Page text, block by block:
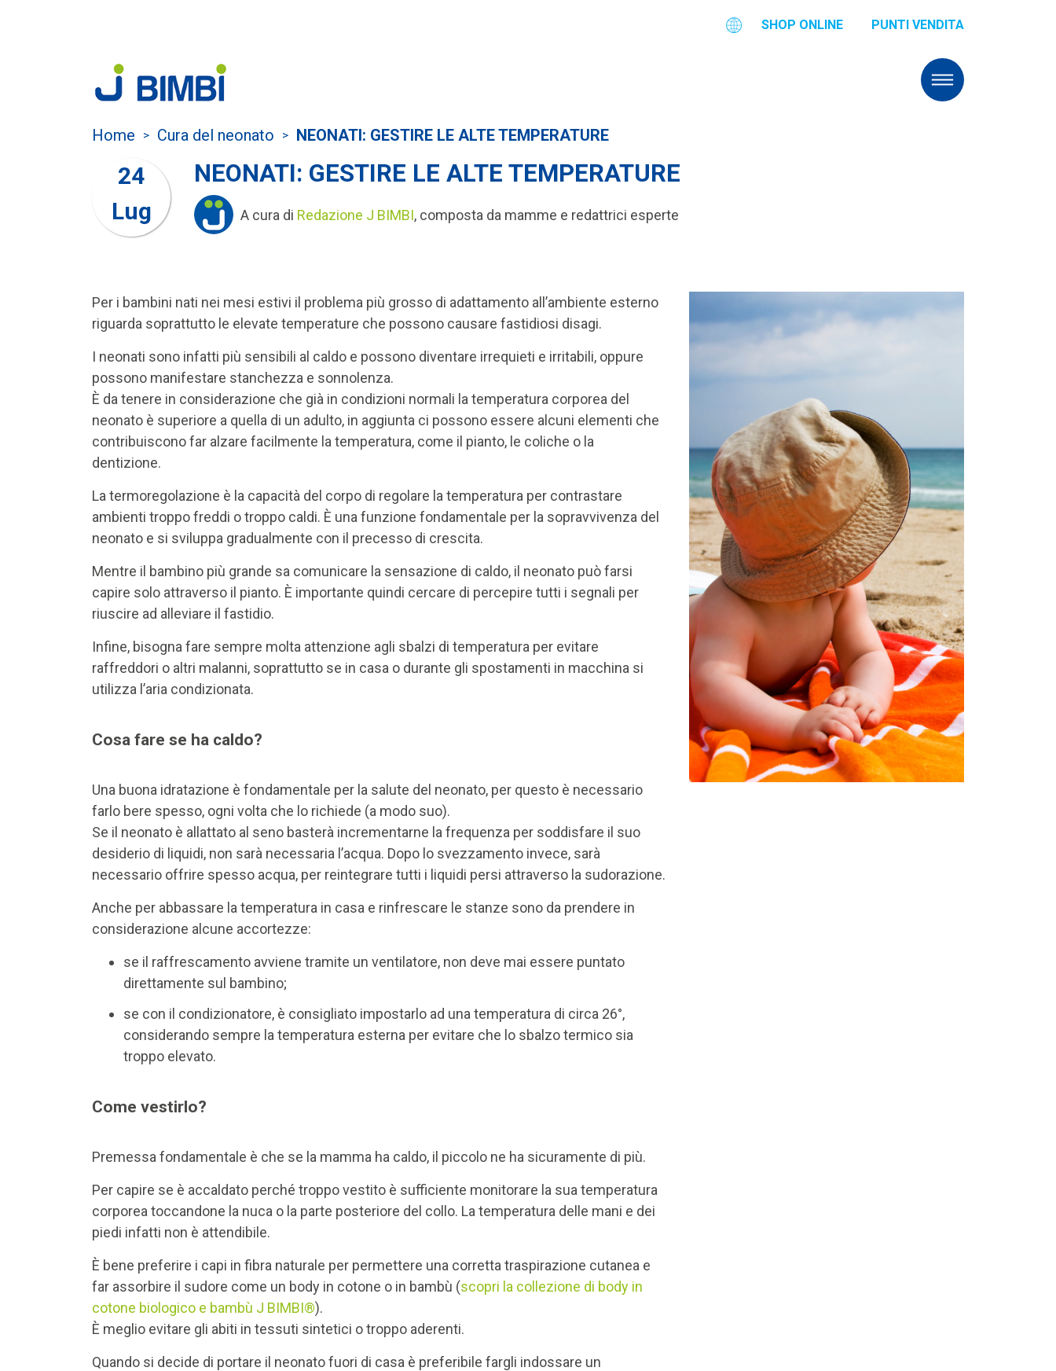
SHOP ONLINE PUNTI VENDITA
Home > Cura del neonato > NEONATI: GESTIRE LE ALTE TEMPERATURE
24
Lug
NEONATI: GESTIRE LE ALTE TEMPERATURE
A cura di Redazione J BIMBI, composta da mamme e redattrici esperte
Per i bambini nati nei mesi estivi il problema più grosso di adattamento all’ambiente esterno
riguarda soprattutto le elevate temperature che possono causare fastidiosi disagi.
I neonati sono infatti più sensibili al caldo e possono diventare irrequieti e irritabili, oppure
possono manifestare stanchezza e sonnolenza.
È da tenere in considerazione che già in condizioni normali la temperatura corporea del
neonato è superiore a quella di un adulto, in aggiunta ci possono essere alcuni elementi che
contribuiscono far alzare facilmente la temperatura, come il pianto, le coliche o la
dentizione.
La termoregolazione è la capacità del corpo di regolare la temperatura per contrastare
ambienti troppo freddi o troppo caldi. È una funzione fondamentale per la sopravvivenza del
neonato e si sviluppa gradualmente con il precesso di crescita.
Mentre il bambino più grande sa comunicare la sensazione di caldo, il neonato può farsi
capire solo attraverso il pianto. È importante quindi cercare di percepire tutti i segnali per
riuscire ad alleviare il fastidio.
Infine, bisogna fare sempre molta attenzione agli sbalzi di temperatura per evitare
raffreddori o altri malanni, soprattutto se in casa o durante gli spostamenti in macchina si
utilizza l’aria condizionata.
Cosa fare se ha caldo?
Una buona idratazione è fondamentale per la salute del neonato, per questo è necessario
farlo bere spesso, ogni volta che lo richiede (a modo suo).
Se il neonato è allattato al seno basterà incrementarne la frequenza per soddisfare il suo
desiderio di liquidi, non sarà necessaria l’acqua. Dopo lo svezzamento invece, sarà
necessario offrire spesso acqua, per reintegrare tutti i liquidi persi attraverso la sudorazione.
Anche per abbassare la temperatura in casa e rinfrescare le stanze sono da prendere in
considerazione alcune accortezze:
se il raffrescamento avviene tramite un ventilatore, non deve mai essere puntato
direttamente sul bambino;
se con il condizionatore, è consigliato impostarlo ad una temperatura di circa 26°,
considerando sempre la temperatura esterna per evitare che lo sbalzo termico sia
troppo elevato.
Come vestirlo?
Premessa fondamentale è che se la mamma ha caldo, il piccolo ne ha sicuramente di più.
Per capire se è accaldato perché troppo vestito è sufficiente monitorare la sua temperatura
corporea toccandone la nuca o la parte posteriore del collo. La temperatura delle mani e dei
piedi infatti non è attendibile.
È bene preferire i capi in fibra naturale per permettere una corretta traspirazione cutanea e
far assorbire il sudore come un body in cotone o in bambù (scopri la collezione di body in
cotone biologico e bambù J BIMBI®).
È meglio evitare gli abiti in tessuti sintetici o troppo aderenti.
Quando si decide di portare il neonato fuori di casa è preferibile fargli indossare un